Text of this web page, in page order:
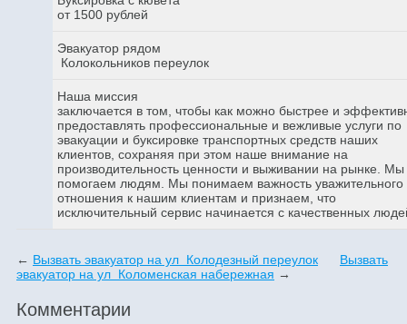
от 1500 рублей
Эвакуатор рядом
Колокольников переулок
Наша миссия
заключается в том, чтобы как можно быстрее и
предоставлять профессиональные и вежливые услуги по
эвакуации и буксировке транспортных средств наших
клиентов, сохраняя при этом наше внимание на
производительность ценности и выживании на рынке. Мы
помогаем людям. Мы понимаем важность уважительного
отношения к нашим клиентам и признаем, что
исключительный сервис начинается с качественных
← Вызвать эвакуатор на ул Колодезный переулок
Вызвать
эвакуатор на ул Коломенская набережная →
Комментарии